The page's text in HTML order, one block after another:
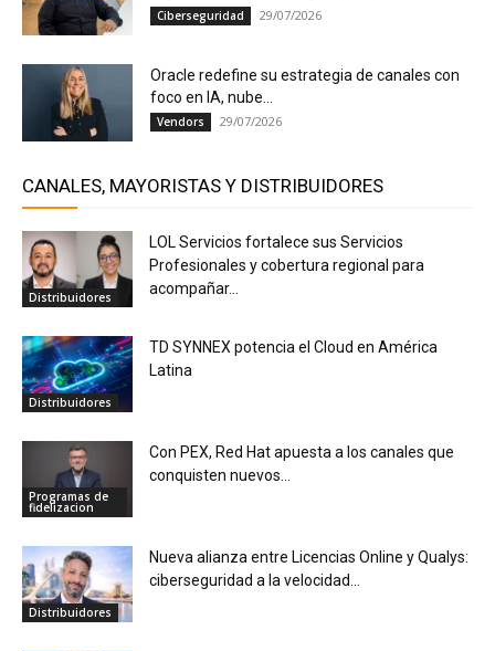
Ciberseguridad 29/07/2026
Oracle redefine su estrategia de canales con
foco en IA, nube...
Vendors 29/07/2026
CANALES, MAYORISTAS Y DISTRIBUIDORES
Distribuidores
LOL Servicios fortalece sus Servicios
Profesionales y cobertura regional para
acompañar...
Distribuidores
TD SYNNEX potencia el Cloud en América
Latina
Programas de
fidelizacion
Con PEX, Red Hat apuesta a los canales que
conquisten nuevos...
Distribuidores
Nueva alianza entre Licencias Online y Qualys:
ciberseguridad a la velocidad...